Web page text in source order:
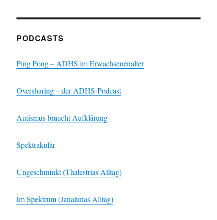
PODCASTS
Ping Pong – ADHS im Erwachsenenalter
Oversharing – der ADHS-Podcast
Autismus braucht Aufklärung
Spektrakulär
Ungeschminkt (Thalestrias Alltag)
Im Spektrum (Janalunas Alltag)